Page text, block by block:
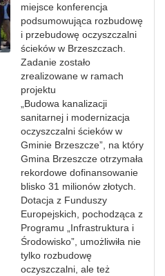
miejsce konferencja
podsumowująca rozbudowę
i przebudowę oczyszczalni
ścieków w Brzeszczach.
Zadanie zostało
zrealizowane w ramach
projektu
„Budowa kanalizacji
sanitarnej i modernizacja
oczyszczalni ścieków w
Gminie Brzeszcze”, na który
Gmina Brzeszcze otrzymała
rekordowe dofinansowanie
blisko 31 milionów złotych.
Dotacja z Funduszy
Europejskich, pochodząca z
Programu „Infrastruktura i
Środowisko”, umożliwiła nie
tylko rozbudowę
oczyszczalni, ale też